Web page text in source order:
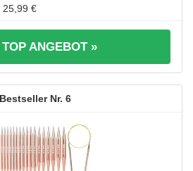
25,99 €
ANGEBOT »
6